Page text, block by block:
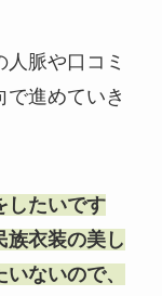
脈や口コミ
進めていき
したいです
族衣装の美し
ないので、